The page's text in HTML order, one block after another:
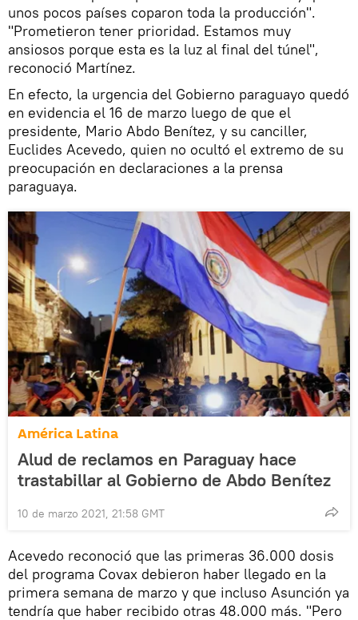
unos pocos países coparon toda la producción".
"Prometieron tener prioridad. Estamos muy
ansiosos porque esta es la luz al final del túnel",
reconoció Martínez.
En efecto, la urgencia del Gobierno paraguayo quedó
en evidencia el 16 de marzo luego de que el
presidente, Mario Abdo Benítez, y su canciller,
Euclides Acevedo, quien no ocultó el extremo de su
preocupación en declaraciones a la prensa
paraguaya.
América Latina
Alud de reclamos en Paraguay hace
trastabillar al Gobierno de Abdo Benítez
10 de marzo 2021, 21:58 GMT
Acevedo reconoció que las primeras 36.000 dosis
del programa Covax debieron haber llegado en la
primera semana de marzo y que incluso Asunción ya
tendría que haber recibido otras 48.000 más. "Pero